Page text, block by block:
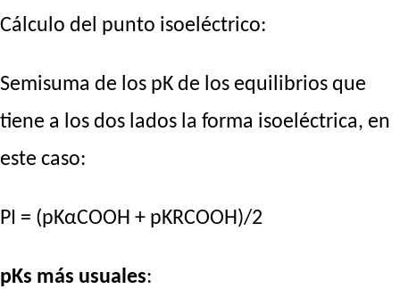
Cálculo del punto isoeléctrico:
Semisuma de los pK de los equilibrios que
tiene a los dos lados la forma isoeléctrica, en
este caso:
PI = (pKαCOOH + pKRCOOH)/2
pKs más usuales: